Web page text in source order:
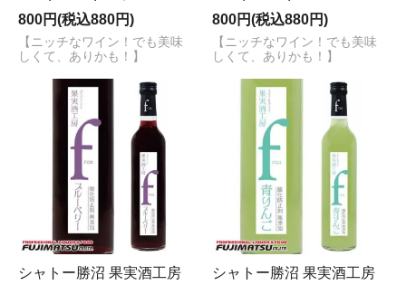
800円(税込880円)
【ニッチなワイン！でも美味
しくて、ありかも！】
800円(税込880円)
【ニッチなワイン！でも美味
しくて、ありかも！】
シャトー勝沼 果実酒工房
シャトー勝沼 果実酒工房